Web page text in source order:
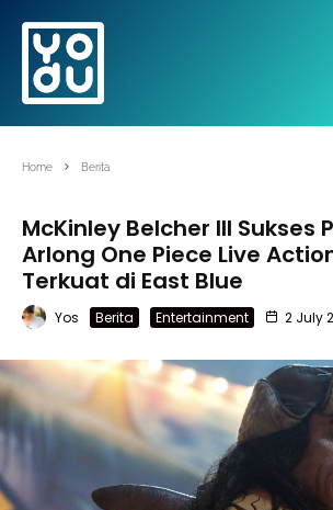
Home Berita
McKinley Belcher III Sukses
Arlong One Piece Live
Terkuat di East Blue
Yos Berita Entertainment 2 July